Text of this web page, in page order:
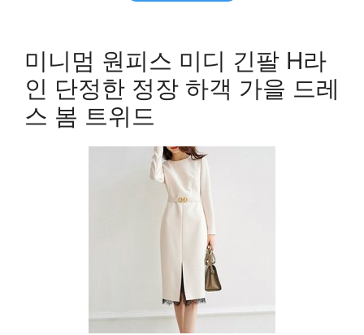
미니멈 원피스 미디 긴팔 H라
인 단정한 정장 하객 가을 드레
스 봄 트위드